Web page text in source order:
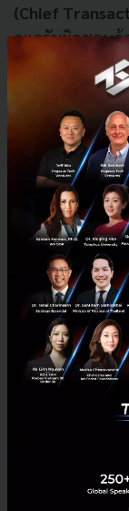
(Chief
ดูแลรับผิดชอบด้
ผลิตภัณฑ์ประกัน
โซลูชันใหม่ ๆ ที่
ความต้องการข
ลงทุนและประกั
แบบการลงทุนไ
นางสาวกนกว
วิทยาศาสตร์แล
และได้นำความ
แบบต่าง ๆ มา
ด้านผลิตภัณฑ์เ
ดิจิทัลทั้งกลุ่มลูก
ตามเป้าหมายข
นอกจากนี้ ทีทีบี
Digital-First
Digital Branch
สะดวกให้กับลูก
รอยต่อระหว่า